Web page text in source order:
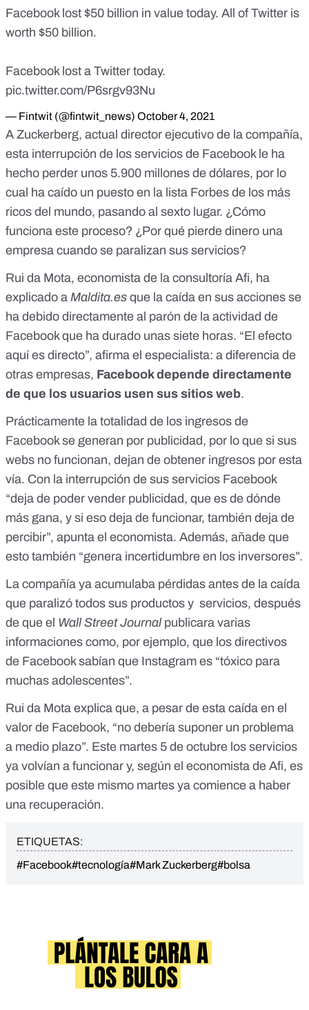
Facebook lost $50 billion in value today. All of Twitter is
worth $50 billion.
Facebook lost a Twitter today.
pic.twitter.com/P6srgv93Nu
— Fintwit (@fintwit_news) October 4, 2021
A Zuckerberg, actual director ejecutivo de la compañía,
esta interrupción de los servicios de Facebook le ha
hecho perder unos 5.900 millones de dólares, por lo
cual ha caído un puesto en la lista Forbes de los más
ricos del mundo, pasando al sexto lugar. ¿Cómo
funciona este proceso? ¿Por qué pierde dinero una
empresa cuando se paralizan sus servicios?
Rui da Mota, economista de la consultoría Afi, ha
explicado a Maldita.es que la caída en sus acciones se
ha debido directamente al parón de la actividad de
Facebook que ha durado unas siete horas. “El efecto
aquí es directo”, afirma el especialista: a diferencia de
otras empresas, Facebook depende directamente
de que los usuarios usen sus sitios web.
Prácticamente la totalidad de los ingresos de
Facebook se generan por publicidad, por lo que si sus
webs no funcionan, dejan de obtener ingresos por esta
vía. Con la interrupción de sus servicios Facebook
“deja de poder vender publicidad, que es de dónde
más gana, y si eso deja de funcionar, también deja de
percibir”, apunta el economista. Además, añade que
esto también “genera incertidumbre en los inversores”.
La compañía ya acumulaba pérdidas antes de la caída
que paralizó todos sus productos y servicios, después
de que el Wall Street Journalpublicara varias
informaciones como, por ejemplo, que los directivos
de Facebook sabían que Instagram es “tóxico para
muchas adolescentes”.
Rui da Mota explica que, a pesar de esta caída en el
valor de Facebook, “no debería suponer un problema
a medio plazo”. Este martes 5 de octubre los servicios
ya volvían a funcionar y, según el economista de Afi, es
posible que este mismo martes ya comience a haber
una recuperación.
ETIQUETAS:
#Facebook#tecnología#Mark Zuckerberg#bolsa